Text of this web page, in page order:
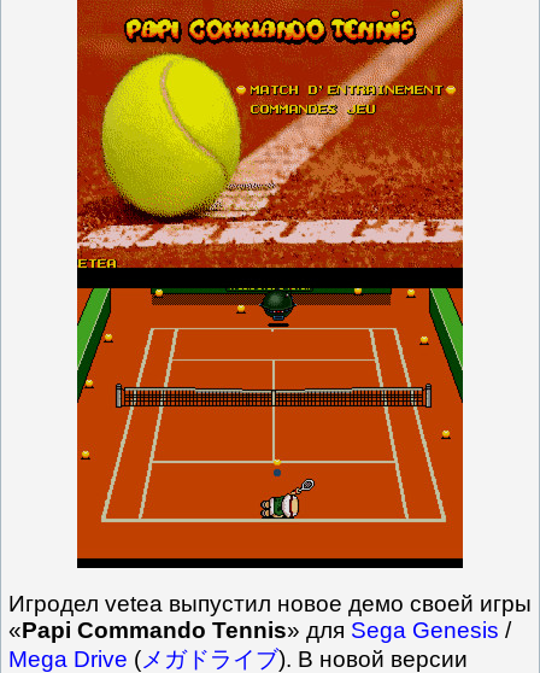
Игродел vetea выпустил новое демо своей игры
«Papi Commando Tennis» для Sega Genesis /
Mega Drive (メガドライブ). В новой версии